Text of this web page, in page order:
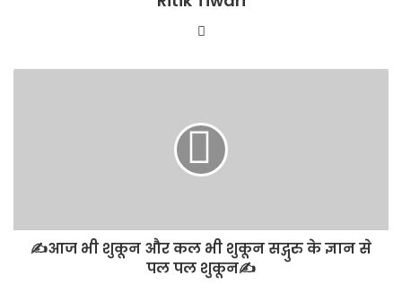
Website
✍️आज भी शुकून और कल भी शुकून सद्गुरु के ज्ञान से
पल पल शुकून✍️